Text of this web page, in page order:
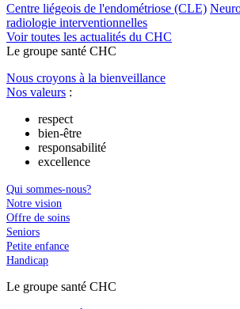
Centre liégeois de l'endométriose (CLE)
radiologie interventionnelles
Voir toutes les actualités du CHC
Le groupe santé CHC
Nous croyons à la bienveillance
Nos valeurs :
respect
bien-être
responsabilité
excellence
Qui sommes-nous?
Notre vision
Offre de soins
Seniors
Petite enfance
Handicap
Le groupe santé CHC